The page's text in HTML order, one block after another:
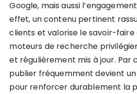
Google, mais aussi
effet, un contenu pertinent
clients et valorise le savoir-faire
moteurs de recherche
et régulièrement mis à jour. Par
publier fréquemment devient
pour renforcer durablement la